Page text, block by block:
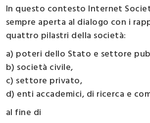
In questo contesto Internet
sempre aperta al dialogo con i
quattro pilastri della società:
a) poteri dello Stato e settore
b) società civile,
c) settore privato,
d) enti accademici, di ricerca e
al fine di